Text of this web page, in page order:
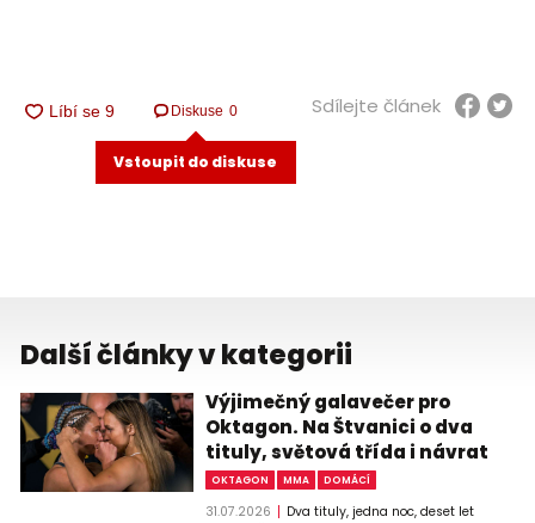
Diskuse 0
Vstoupit do diskuse
Sdílejte článek
Další články v kategorii
Výjimečný galavečer pro
Oktagon. Na Štvanici o dva
tituly, světová třída i návrat
OKTAGON MMA DOMÁCÍ
31.07.2026
Dva tituly, jedna noc, deset let